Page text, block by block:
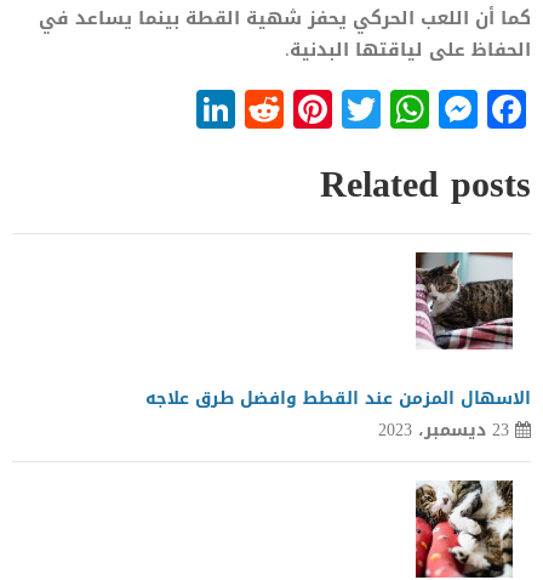
كما أن اللعب الحركي يحفز شهية القطة بينما يساعد في
الحفاظ على لياقتها البدنية.
Facebook
Messenger
WhatsApp
Twitter
Pinterest
Reddit
Related posts
الاسهال المزمن عند القطط وافضل طرق علاجه
23 ديسمبر، 2023